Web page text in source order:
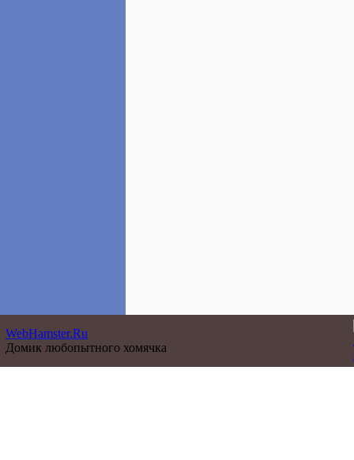
WebHamster.Ru
Домик любопытного хомячка